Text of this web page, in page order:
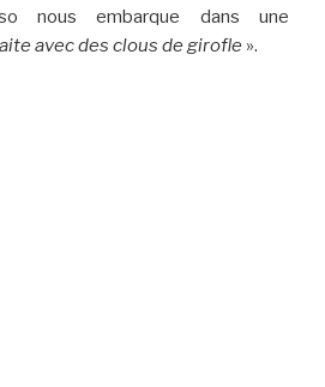
nous embarque dans une
avec des clous de girofle ».